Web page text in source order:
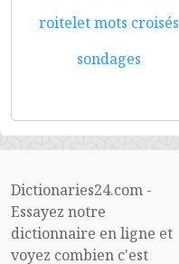
roitelet mots croisés
sondages
Dictionaries24.com -
Essayez notre
dictionnaire en ligne et
voyez combien c'est